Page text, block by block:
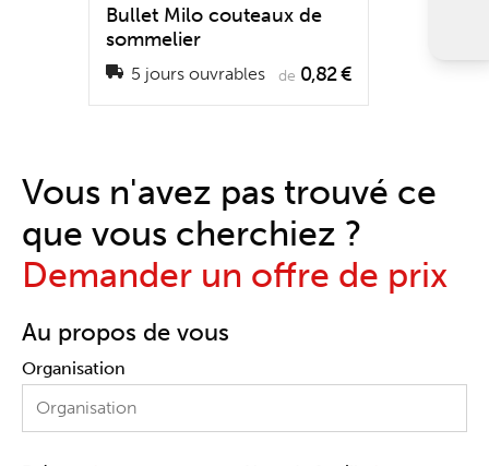
Bullet Milo couteaux de
sommelier
5 jours ouvrables de 0,82 €
Vous n'avez pas trouvé ce
que vous cherchiez ?
Demander un offre de prix
Au propos de vous
Organisation